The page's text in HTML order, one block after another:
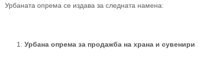
Урбаната опрема се издава за следната намена:
Урбана oпpeмa за продажба на храна и сувенири